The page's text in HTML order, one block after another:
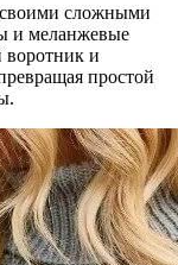
своими сложными
и меланжевые
воротник и
простой